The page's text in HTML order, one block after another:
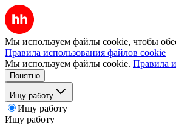
Мы используем файлы cookie, чтобы
Правила использования файлов cookie
Мы используем файлы cookie. Правила
Понятно
Ищу работу
Ищу работу
Ищу работу